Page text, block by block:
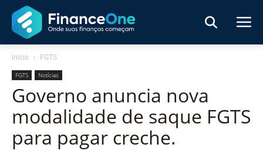
Início FGTS
FGTS Notícias
Governo anuncia nova
modalidade de saque FGTS
para pagar creche.